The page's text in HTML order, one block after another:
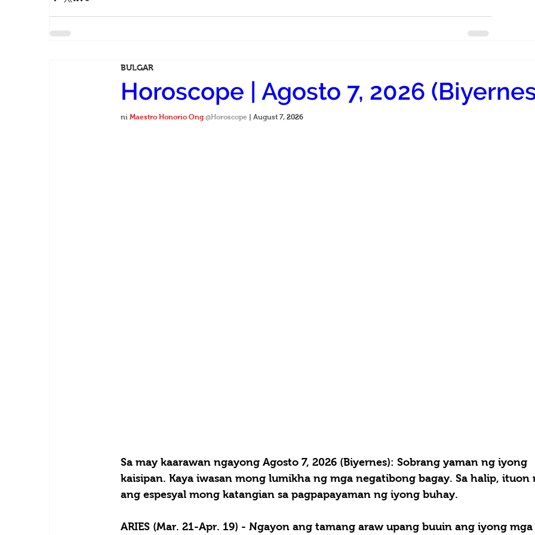
Horoscope | Agosto 7, 2026
BULGAR
ni Maestro Honorio Ong @Horoscope | August 7, 2026
Sa may kaarawan ngayong Agosto 7, 2026 (Biyernes): Sobrang yaman ng iyong
kaisipan. Kaya iwasan mong lumikha ng mga negatibong bagay. Sa halip,
ang espesyal mong katangian sa pagpapayaman ng iyong buhay.
ARIES (Mar. 21-Apr. 19) - Ngayon ang tamang araw upang buuin ang iyong mga